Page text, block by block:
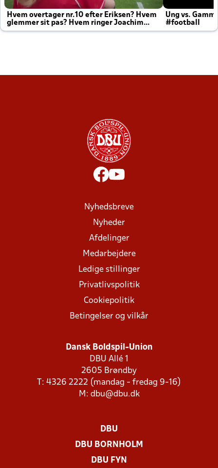
Hvem overtager nr.10 efter Eriksen? Hvem
glemmer sit pas? Hvem ringer Joachim
altid til efter kampe?
Ung vs.
#football
Nyhedsbreve
Nyheder
Afdelinger
Medarbejdere
Ledige stillinger
Privatlivspolitik
Cookiepolitik
Betingelser og vilkår
Dansk Boldspil-Union
DBU Allé 1
2605 Brøndby
T: 4326 2222 (mandag - fredag 9-16)
M: dbu@dbu.dk
DBU
DBU BORNHOLM
DBU FYN